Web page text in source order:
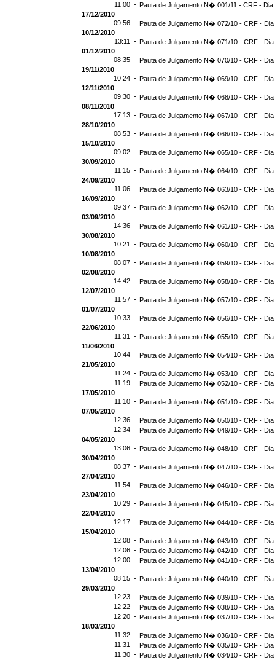
11:00 - Pauta de Julgamento N� 001/11 - CRF - Dia
17/12/2010
09:56 - Pauta de Julgamento N� 072/10 - CRF - Dia
10/12/2010
13:11 - Pauta de Julgamento N� 071/10 - CRF - Dia
01/12/2010
08:35 - Pauta de Julgamento N� 070/10 - CRF - Dia
19/11/2010
10:24 - Pauta de Julgamento N� 069/10 - CRF - Dia
12/11/2010
09:30 - Pauta de Julgamento N� 068/10 - CRF - Dia
08/11/2010
17:13 - Pauta de Julgamento N� 067/10 - CRF - Dia
28/10/2010
08:53 - Pauta de Julgamento N� 066/10 - CRF - Dia
15/10/2010
09:02 - Pauta de Julgamento N� 065/10 - CRF - Dia
30/09/2010
11:15 - Pauta de Julgamento N� 064/10 - CRF - Dia
24/09/2010
11:06 - Pauta de Julgamento N� 063/10 - CRF - Dia
16/09/2010
09:37 - Pauta de Julgamento N� 062/10 - CRF - Dia
03/09/2010
14:36 - Pauta de Julgamento N� 061/10 - CRF - Dia
30/08/2010
10:21 - Pauta de Julgamento N� 060/10 - CRF - Dia
10/08/2010
08:07 - Pauta de Julgamento N� 059/10 - CRF - Dia
02/08/2010
14:42 - Pauta de Julgamento N� 058/10 - CRF - Dia
12/07/2010
11:57 - Pauta de Julgamento N� 057/10 - CRF - Dia
01/07/2010
10:33 - Pauta de Julgamento N� 056/10 - CRF - Dia
22/06/2010
11:31 - Pauta de Julgamento N� 055/10 - CRF - Dia
11/06/2010
10:44 - Pauta de Julgamento N� 054/10 - CRF - Dia
21/05/2010
11:24 - Pauta de Julgamento N� 053/10 - CRF - Dia
11:19 - Pauta de Julgamento N� 052/10 - CRF - Dia
17/05/2010
11:10 - Pauta de Julgamento N� 051/10 - CRF - Dia
07/05/2010
12:36 - Pauta de Julgamento N� 050/10 - CRF - Dia
12:34 - Pauta de Julgamento N� 049/10 - CRF - Dia
04/05/2010
13:06 - Pauta de Julgamento N� 048/10 - CRF - Dia
30/04/2010
08:37 - Pauta de Julgamento N� 047/10 - CRF - Dia
27/04/2010
11:54 - Pauta de Julgamento N� 046/10 - CRF - Dia
23/04/2010
10:29 - Pauta de Julgamento N� 045/10 - CRF - Dia
22/04/2010
12:17 - Pauta de Julgamento N� 044/10 - CRF - Dia
15/04/2010
12:08 - Pauta de Julgamento N� 043/10 - CRF - Dia
12:06 - Pauta de Julgamento N� 042/10 - CRF - Dia
12:00 - Pauta de Julgamento N� 041/10 - CRF - Dia
13/04/2010
08:15 - Pauta de Julgamento N� 040/10 - CRF - Dia
29/03/2010
12:23 - Pauta de Julgamento N� 039/10 - CRF - Dia
12:22 - Pauta de Julgamento N� 038/10 - CRF - Dia
12:20 - Pauta de Julgamento N� 037/10 - CRF - Dia
18/03/2010
11:32 - Pauta de Julgamento N� 036/10 - CRF - Dia
11:31 - Pauta de Julgamento N� 035/10 - CRF - Dia
11:30 - Pauta de Julgamento N� 034/10 - CRF - Dia